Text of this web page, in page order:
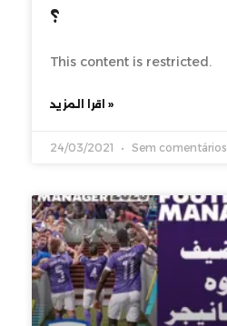
؟
This content is restricted.
اقرا المزيد »
24/03/2021 Sem comentários